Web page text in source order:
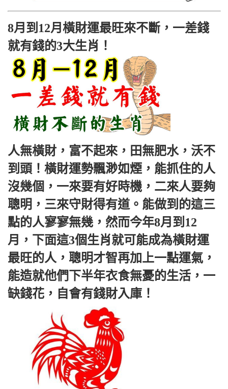
8月到12月橫財運最旺來不斷，一差錢
就有錢的3大生肖！
人無橫財，富不起來，田無肥水，沃不
到頭！橫財運勢飄渺如煙，能抓住的人
沒幾個，一來要有好時機，二來人要夠
聰明，三來守財得有道。能做到的這三
點的人寥寥無幾，然而今年8月到12
月，下面這3個生肖就可能成為橫財運
最旺的人，聰明才智再加上一點運氣，
能造就他們下半年衣食無憂的生活，一
缺錢花，自會有錢財入庫！